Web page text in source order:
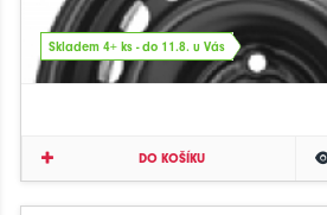
Skladem 4+ ks - do 11.8. u Vás
DO KOŠÍKU